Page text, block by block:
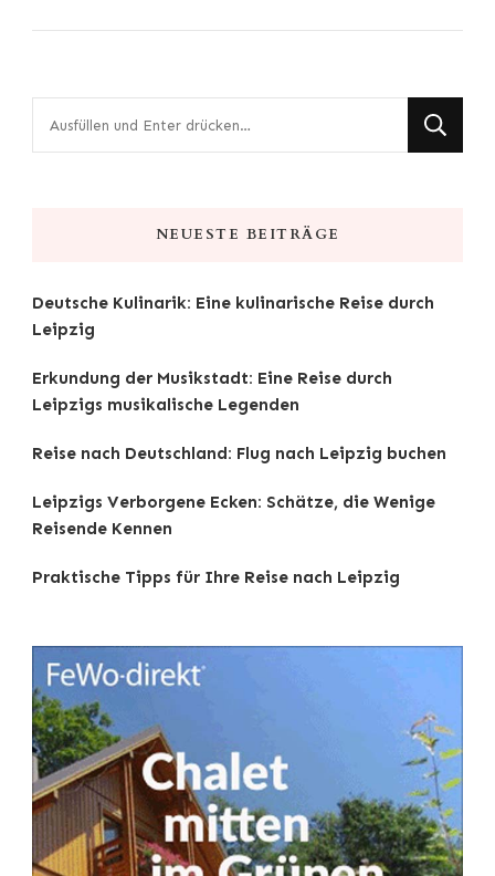
NEUESTE BEITRÄGE
Deutsche Kulinarik: Eine kulinarische Reise durch
Leipzig
Erkundung der Musikstadt: Eine Reise durch
Leipzigs musikalische Legenden
Reise nach Deutschland: Flug nach Leipzig buchen
Leipzigs Verborgene Ecken: Schätze, die Wenige
Reisende Kennen
Praktische Tipps für Ihre Reise nach Leipzig